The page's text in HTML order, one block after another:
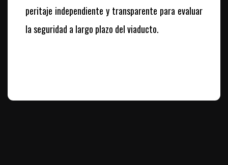
peritaje independiente y transparente para evaluar
la seguridad a largo plazo del viaducto.